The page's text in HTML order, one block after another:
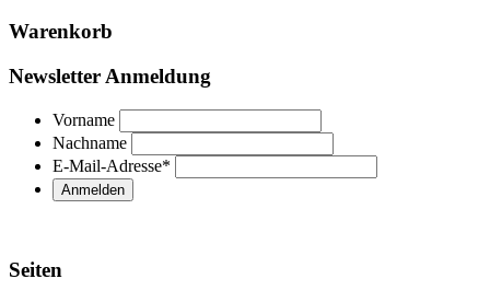
Warenkorb
Newsletter Anmeldung
Vorname
Nachname
E-Mail-Adresse*
Seiten